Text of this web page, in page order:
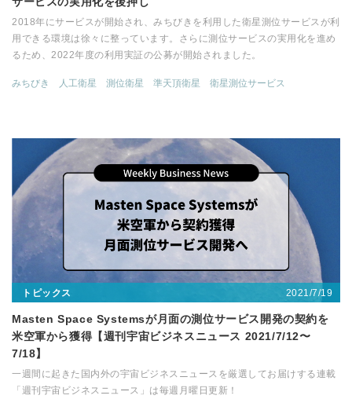
2018年にサービスが開始され、みちびきを利用した衛星測位サービスが利
用できる環境は徐々に整っています。さらに測位サービスの実用化を進め
るため、2022年度の利用実証の公募が開始されました。
みちびき 人工衛星 測位衛星 準天頂衛星 衛星測位サービス
トピックス 2021/7/19
Masten Space Systemsが月面の測位サービス開発の契約を
米空軍から獲得【週刊宇宙ビジネスニュース 2021/7/12〜
7/18】
一週間に起きた国内外の宇宙ビジネスニュースを厳選してお届けする連載
「週刊宇宙ビジネスニュース」は毎週月曜日更新！